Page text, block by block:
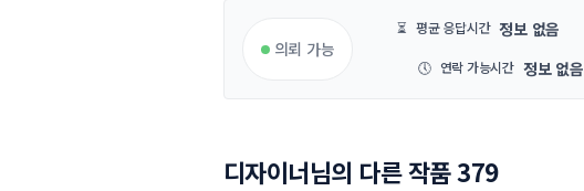
의뢰 가능
⏳ 평균 응답시간 정보 없음
🕔 연락 가능시간 정보 없음
디자이너님의 다른 작품 379